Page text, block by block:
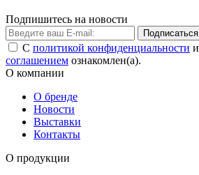
Подпишитесь на новости
Подписаться
С политикой конфиденциальности и
соглашением ознакомлен(а).
О компании
О бренде
Новости
Выставки
Контакты
О продукции